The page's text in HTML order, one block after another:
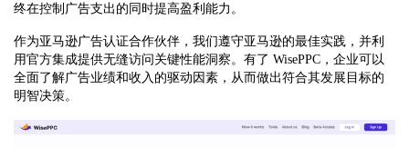
终在控制广告支出的同时提高盈利能力。
作为亚马逊广告认证合作伙伴，我们遵守亚马逊的最佳实践，并利
用官方集成提供无缝访问关键性能洞察。有了 WisePPC，企业可以
全面了解广告业绩和收入的驱动因素，从而做出符合其发展目标的
明智决策。